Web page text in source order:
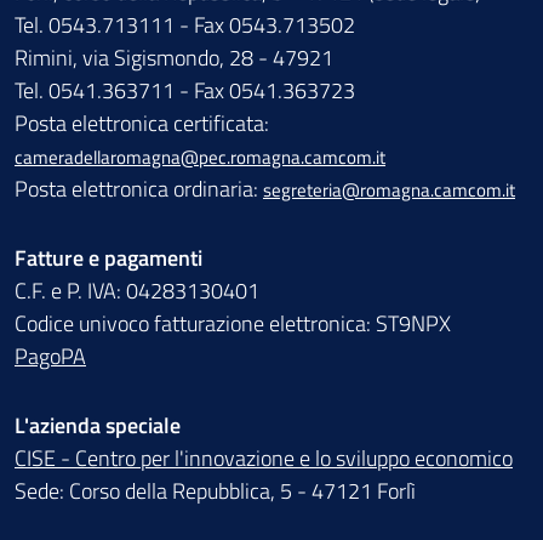
Tel. 0543.713111 - Fax 0543.713502
Rimini, via Sigismondo, 28 - 47921
Tel. 0541.363711 - Fax 0541.363723
Posta elettronica certificata:
cameradellaromagna@pec.romagna.camcom.it
Posta elettronica ordinaria: segreteria@romagna.camcom.it
Fatture e pagamenti
C.F. e P. IVA: 04283130401
Codice univoco fatturazione elettronica: ST9NPX
PagoPA
L'azienda speciale
CISE - Centro per l'innovazione e lo sviluppo economico
Sede: Corso della Repubblica, 5 - 47121 Forlì